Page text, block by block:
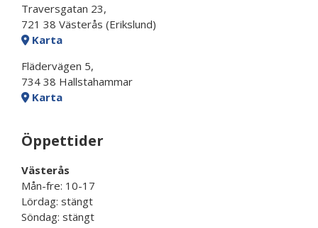
Traversgatan 23,
721 38 Västerås (Erikslund)
Karta
Flädervägen 5,
734 38 Hallstahammar
Karta
Öppettider
Västerås
Mån-fre: 10-17
Lördag: stängt
Söndag: stängt